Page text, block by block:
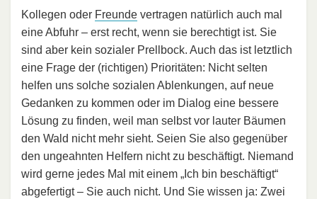
Kollegen oder Freunde vertragen natürlich auch mal
eine Abfuhr – erst recht, wenn sie berechtigt ist. Sie
sind aber kein sozialer Prellbock. Auch das ist letztlich
eine Frage der (richtigen) Prioritäten: Nicht selten
helfen uns solche sozialen Ablenkungen, auf neue
Gedanken zu kommen oder im Dialog eine bessere
Lösung zu finden, weil man selbst vor lauter Bäumen
den Wald nicht mehr sieht. Seien Sie also gegenüber
den ungeahnten Helfern nicht zu beschäftigt. Niemand
wird gerne jedes Mal mit einem „Ich bin beschäftigt“
abgefertigt – Sie auch nicht. Und Sie wissen ja: Zwei